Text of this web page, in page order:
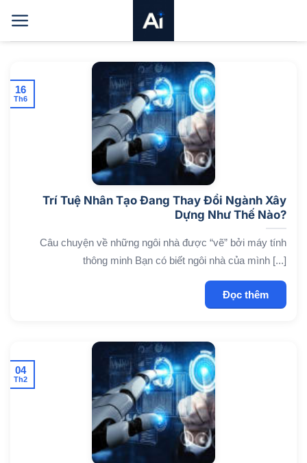
qua
nội
Trí Tuệ Nhân Tạo Đang Thay Đổi Ngành Xây
Dựng Như Thế Nào?
Câu chuyện về những ngôi nhà được “vẽ” bởi máy tính
thông minh Bạn có biết ngôi nhà của mình [...]
Đọc thêm
16
Th6
04
Th2